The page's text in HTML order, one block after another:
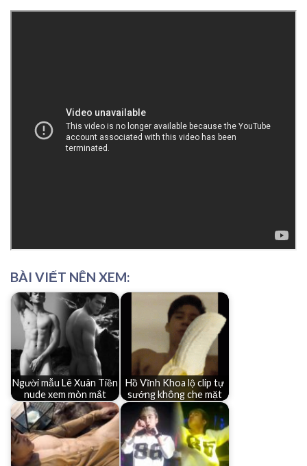
BÀI VIẾT NÊN XEM:
Người mẫu Lê Xuân Tiền
nude xem mòn mắt
Hồ Vĩnh Khoa lộ clip tự
sướng không che mặt